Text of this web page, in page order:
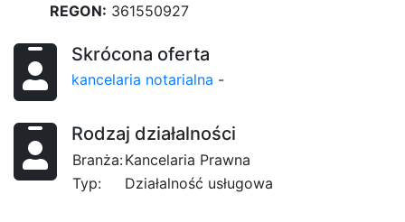
REGON: 361550927
Skrócona oferta
kancelaria notarialna -
Rodzaj działalności
Branża:Kancelaria Prawna
Typ:
Działalność usługowa